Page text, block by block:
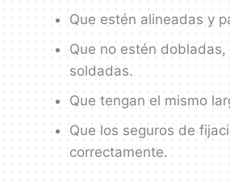
Que estén alineadas y
Que no estén
soldadas.
Que tengan el mismo
Que los seguros de
correctamente.